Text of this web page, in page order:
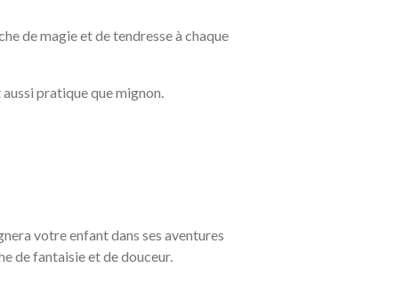
de magie et de tendresse à chaque
pratique que mignon.
votre enfant dans ses aventures
de fantaisie et de douceur.